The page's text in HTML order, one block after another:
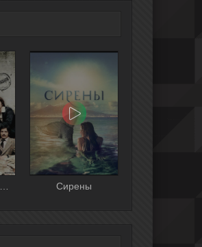
Криминальный роман Сирены